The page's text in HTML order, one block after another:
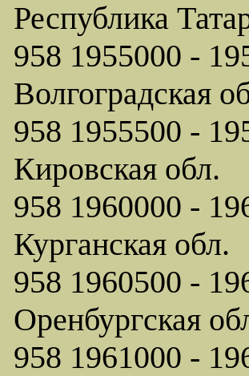
Республика
958 1955000 -
Волгоградская
958 1955500 -
Кировская обл.
958 1960000 -
Курганская обл.
958 1960500 -
Оренбургская
958 1961000 -